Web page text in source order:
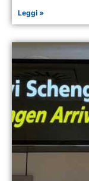
Leggi »